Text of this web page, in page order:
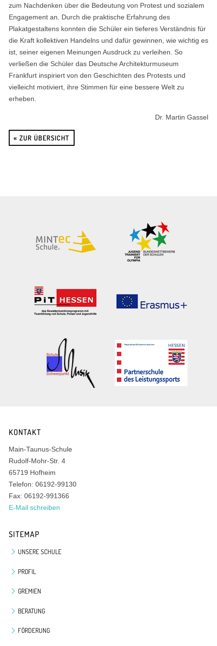
zum Nachdenken über die Bedeutung von Protest und sozialem
Engagement an. Durch die praktische Erfahrung des
Plakatgestaltens konnten die Schüler ein tieferes Verständnis für
die Kraft kollektiven Handelns und dafür gewinnen, wie wichtig es
ist, seiner eigenen Meinungen Ausdruck zu verleihen. So
verließen die Schüler das Deutsche Architekturmuseum
Frankfurt inspiriert von den Geschichten des Protests und
vielleicht motiviert, ihre Stimmen für eine bessere Welt zu
erheben.
Dr. Martin Gassel
« ZUR ÜBERSICHT
KONTAKT
Main-Taunus-Schule
Rudolf-Mohr-Str. 4
65719 Hofheim
Telefon: 06192-99130
Fax: 06192-991366
E-Mail schreiben
SITEMAP
UNSERE SCHULE
PROFIL
GREMIEN
BERATUNG
FÖRDERUNG